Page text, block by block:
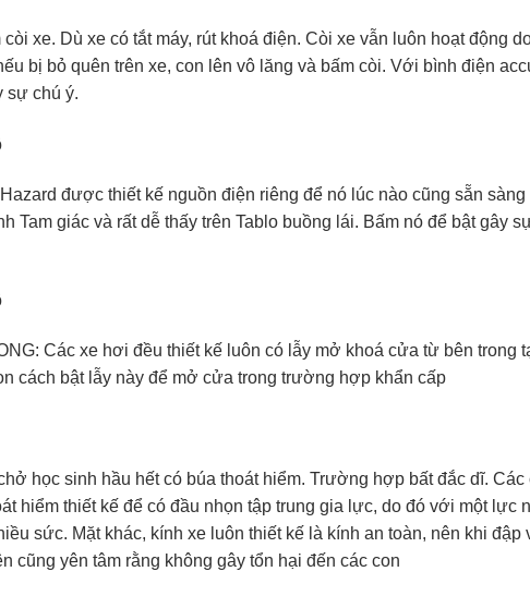
xe. Dù xe có tắt máy, rút khoá điện. Còi xe vẫn luôn hoạt động
bị bỏ quên trên xe, con lên vô lăng và bấm còi. Với bình điện
sự chú ý.
được thiết kế nguồn điện riêng để nó lúc nào cũng sẵn sàng
Tam giác và rất dễ thấy trên Tablo buồng lái. Bấm nó để bật gây
Các xe hơi đều thiết kế luôn có lẫy mở khoá cửa từ bên trong
cách bật lẫy này để mở cửa trong trường hợp khẩn cấp
học sinh hầu hết có búa thoát hiểm. Trường hợp bất đắc dĩ. Các
hiểm thiết kế để có đầu nhọn tập trung gia lực, do đó với một lực
sức. Mặt khác, kính xe luôn thiết kế là kính an toàn, nên khi đập
cũng yên tâm rằng không gây tổn hại đến các con